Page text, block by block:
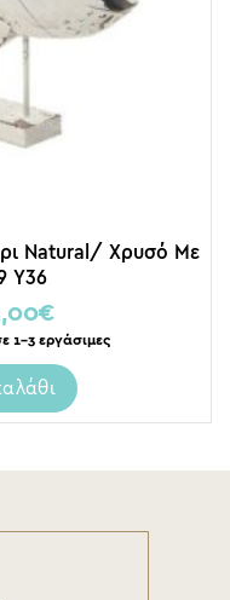
Natural/ Χρυσό Με
Υ36
€
1-3 εργάσιμες